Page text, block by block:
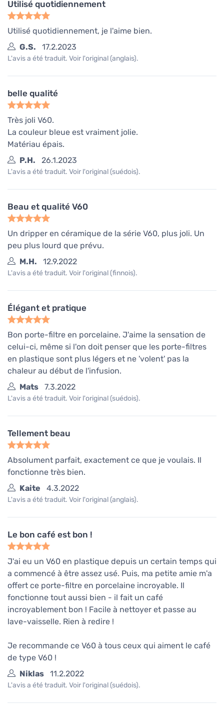
Utilisé quotidiennement
Utilisé quotidiennement, je l'aime bien.
G.S.
17.2.2023
L'avis a été traduit. Voir l'original (anglais).
belle qualité
Très joli V60.
La couleur bleue est vraiment jolie.
Matériau épais.
P.H.
26.1.2023
L'avis a été traduit. Voir l'original (suédois).
Beau et qualité V60
Un dripper en céramique de la série V60, plus joli. Un
peu plus lourd que prévu.
M.H.
12.9.2022
L'avis a été traduit. Voir l'original (finnois).
Élégant et pratique
Bon porte-filtre en porcelaine. J'aime la sensation de
celui-ci, même si l'on doit penser que les porte-filtres
en plastique sont plus légers et ne 'volent' pas la
chaleur au début de l'infusion.
Mats
7.3.2022
L'avis a été traduit. Voir l'original (suédois).
Tellement beau
Absolument parfait, exactement ce que je voulais. Il
fonctionne très bien.
Kaite
4.3.2022
L'avis a été traduit. Voir l'original (anglais).
Le bon café est bon !
J'ai eu un V60 en plastique depuis un certain temps qui
a commencé à être assez usé. Puis, ma petite amie m'a
offert ce porte-filtre en porcelaine incroyable. Il
fonctionne tout aussi bien - il fait un café
incroyablement bon ! Facile à nettoyer et passe au
lave-vaisselle. Rien à redire !
Je recommande ce V60 à tous ceux qui aiment le café
de type V60 !
Niklas
11.2.2022
L'avis a été traduit. Voir l'original (suédois).